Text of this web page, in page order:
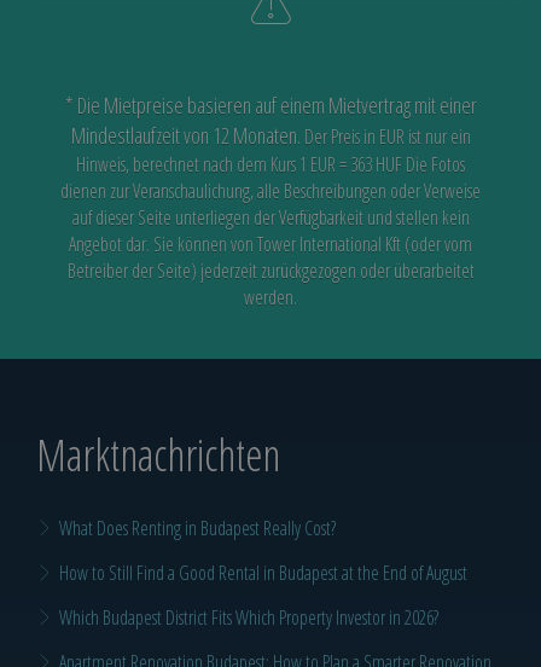
* Die Mietpreise basieren auf einem Mietvertrag mit einer
Mindestlaufzeit von 12 Monaten. Der Preis in EUR ist nur ein
Hinweis, berechnet nach dem Kurs 1 EUR = 363 HUFDie Fotos
dienen zur Veranschaulichung, alle Beschreibungen oder Verweise
auf dieser Seite unterliegen der Verfügbarkeitund stellen kein
Angebot dar. Sie können von Tower International Kft (oder vom
Betreiber der Seite) jederzeit zurückgezogen oder überarbeitet
werden.
Marktnachrichten
What Does Renting in Budapest Really Cost?
How to Still Find a Good Rental in Budapest at the End of August
Which Budapest District Fits Which Property Investor in 2026?